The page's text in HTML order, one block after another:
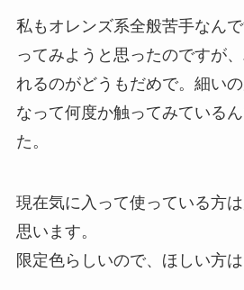
私もオレンズ系全般苦手なん
ってみようと思ったのですが
れるのがどうもだめで。細い
なって何度か触ってみている
た。
現在気に入って使っている方
思います。
限定色らしいので、ほしい方は